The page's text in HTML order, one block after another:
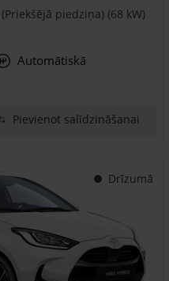
piedziņa) (68 kW)
Automātiskā
Pievienot salīdzināšanai
Drīzumā